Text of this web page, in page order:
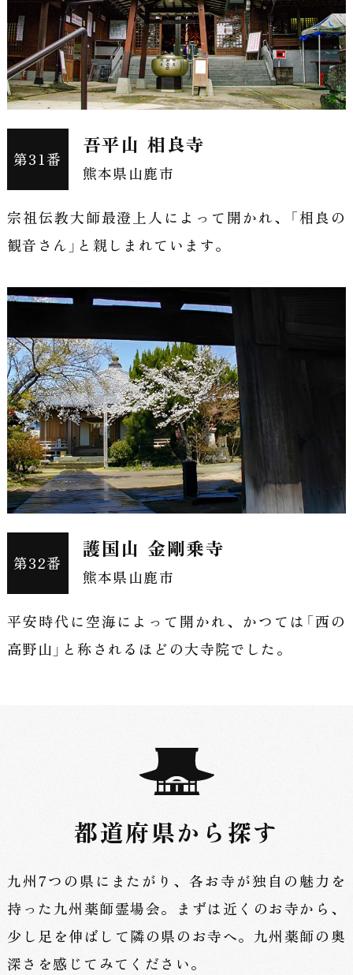
第31番
吾平山 相良寺
熊本県山鹿市
宗祖伝教大師最澄上人によって開かれ、「相良の
観音さん」と親しまれています。
第32番
護国山 金剛乗寺
熊本県山鹿市
平安時代に空海によって開かれ、かつては「西の
高野山」と称されるほどの大寺院でした。
都道府県から探す
九州7つの県にまたがり、各お寺が独自の魅力を
持った九州薬師霊場会。
まずは近くのお寺から、
少し足を伸ばして隣の県のお寺へ。 九州薬師の奥
深さを感じてみてください。